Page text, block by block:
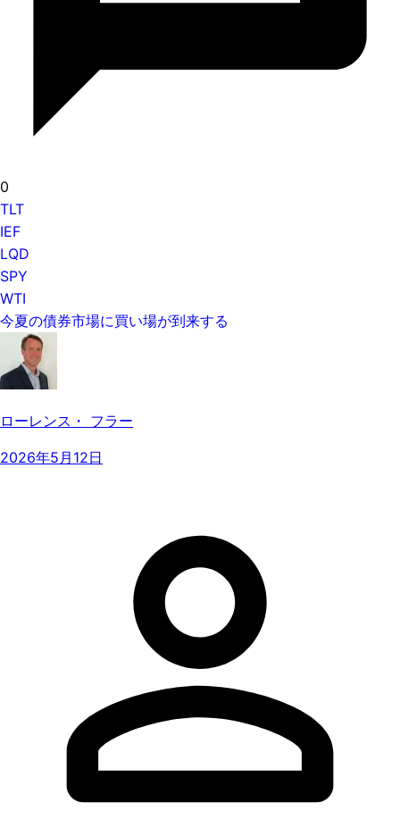
0
TLT
IEF
LQD
SPY
WTI
今夏の債券市場に買い場が到来する
ローレンス・ フラー
2026年5月12日